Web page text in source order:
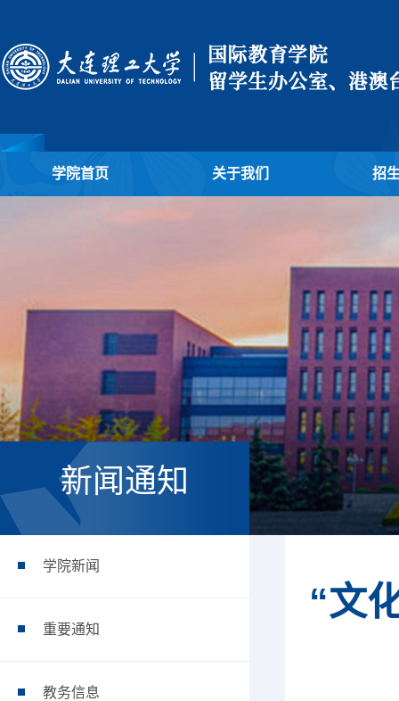
学院首页 关于我们 招
新闻通知
学院新闻
重要通知
教务信息
“文